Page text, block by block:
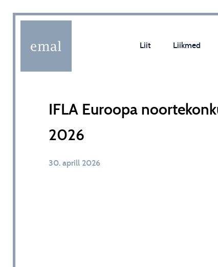
Liit Liikmed
IFLA Euroopa
2026
30. aprill 2026